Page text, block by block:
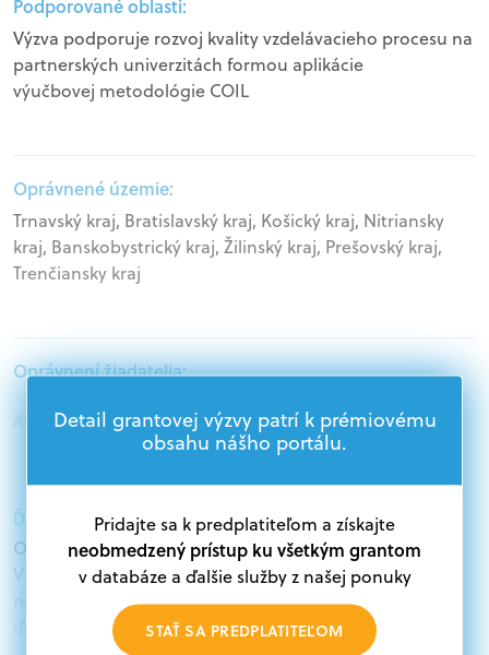
Podporované oblasti:
Výzva podporuje rozvoj kvality vzdelávacieho procesu na
partnerských univerzitách formou aplikácie
výučbovej metodológie COIL
Oprávnené územie:
Trnavský kraj, Bratislavský kraj, Košický kraj, Nitriansky
kraj, Banskobystrický kraj, Žilinský kraj, Prešovský kraj,
Trenčiansky kraj
Oprávnení žiadatelia:
Akademický sektor, Jednotlivci
Ďalšie informácie:
Oprávnení žiadatelia:
V databáze grantov a dotácií na portáli Grantexpert.sk
nájdete aktuálne výzvy z eurofondov, plánu obnovy a
ďalších zdrojov.
Detail grantovej výzvy patrí k prémiovému
obsahu nášho portálu.
Pridajte sa k predplatiteľom a získajte
neobmedzený prístup ku všetkým grantom
v databáze a ďalšie služby z našej ponuky
STAŤ SA PREDPLATITEĽOM